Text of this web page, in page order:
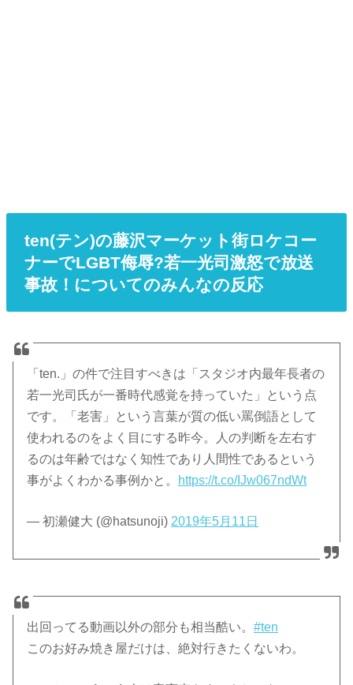
ten(テン)の藤沢マーケット街ロケコー
ナーでLGBT侮辱?若一光司激怒で放送
事故！についてのみんなの反応
「ten.」の件で注目すべきは「スタジオ内最年長者の
若一光司氏が一番時代感覚を持っていた」という点
です。「老害」という言葉が質の低い罵倒語として
使われるのをよく目にする昨今。人の判断を左右す
るのは年齢ではなく知性であり人間性であるという
事がよくわかる事例かと。
https://t.co/IJw067ndWt
— 初瀬健大 (@hatsunoji) 2019年5月11日
出回ってる動画以外の部分も相当酷い。#ten
このお好み焼き屋だけは、絶対行きたくないわ。